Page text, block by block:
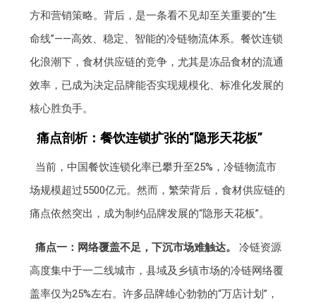
方和营销策略。背后，是一条看不见却至关重要的“生
命线”——高效、稳定、智能的冷链物流体系。餐饮连锁
化浪潮下，食材供应链的竞争，尤其是冻品食材的流通
效率，已成为决定品牌能否实现规模化、标准化发展的
核心胜负手。
痛点剖析：餐饮连锁扩张的“隐形天花板”
当前，中国餐饮连锁化率已攀升至25%，冷链物流市
场规模超过5500亿元。然而，繁荣背后，食材供应链的
痛点依然突出，成为制约品牌发展的“隐形天花板”。
痛点一：网络覆盖不足，下沉市场难触达。
冷链资源
高度集中于一二线城市，县域及乡镇市场的冷链网络覆
盖率仅为25%左右。许多品牌雄心勃勃的“万店计划”，